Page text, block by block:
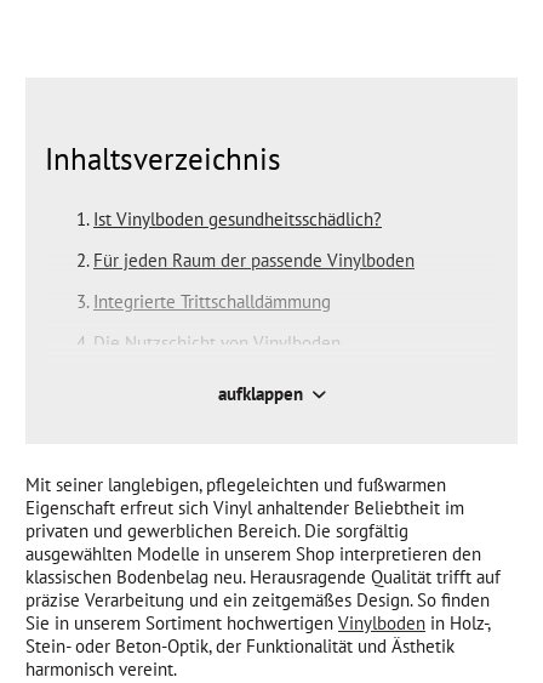
Inhaltsverzeichnis
Ist Vinylboden gesundheitsschädlich?
Für jeden Raum der passende Vinylboden
Integrierte Trittschalldämmung
Die Nutzschicht von Vinylboden
Die verschiedenen Arten von Vinyl
Der Aufbau von Vinyl
aufklappen
Mit seiner langlebigen, pflegeleichten und fußwarmen
Eigenschaft erfreut sich Vinyl anhaltender Beliebtheit im
privaten und gewerblichen Bereich. Die sorgfältig
ausgewählten Modelle in unserem Shop interpretieren den
klassischen Bodenbelag neu. Herausragende Qualität trifft auf
präzise Verarbeitung und ein zeitgemäßes Design. So finden
Sie in unserem Sortiment hochwertigen Vinylboden in Holz-,
Stein- oder Beton-Optik, der Funktionalität und Ästhetik
harmonisch vereint.